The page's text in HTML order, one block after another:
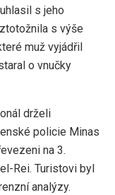
s jeho
s výše
muž vyjádřil
o vnučky
drželi
policie Minas
na 3.
Rei. Turistovi byl
analýzy.